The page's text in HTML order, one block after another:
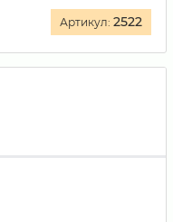
Артикул: 2522